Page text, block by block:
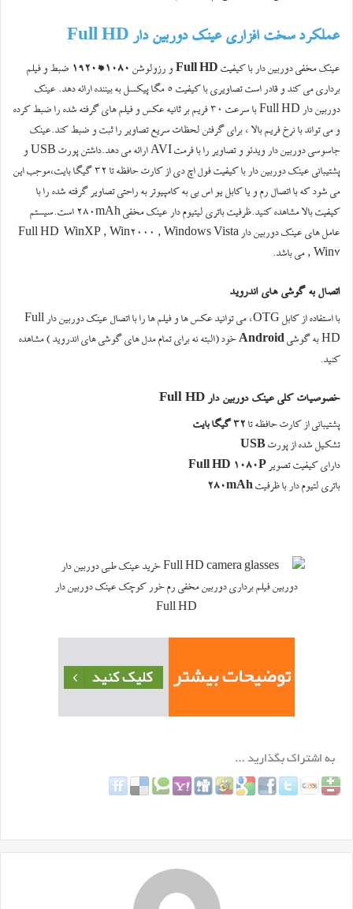
عملکرد سخت افزاری عینک دوربین دار Full HD
عینک مخفی دوربین دار با کیفیت Full HD و رزولوشن ۱۰۸۰*۱۹۲۰
ضبط و فیلم
برداری می کند و قادر است تصاویری با کیفیت ۵ مگا پیکسل به بیننده ارائه دهد. عینک
دوربین دار Full HD با
سرعت ۳۰ فریم بر ثانیه عکس و فیلم های گرفته شده را ضبط کرده
و می تواند با نرخ فریم بالا ، برای گرفتن لحظات سریع تصاویر را ثبت و ضبط کند.عینک
جاسوسی دوربین دار ویدئو و تصاویر را با فرمت AVI ارائه می دهد.داشتن پورت USB و
پشتیبانی عینک دوربین دار با کیفیت فول اچ دی از کارت حافظه تا ۳۲ گیگا بایت،موجب این
می شود که با اتصال رم و یا کابل یو اس بی به کامپیوتر به راحتی تصاویر گرفته شده را با
کیفیت بالا مشاهده کنید.ظرفیت باتری لیتیوم دار عینک مخفی ۲۸۰mAh است.سیستم
عامل های عینک دوربین دار Full HD WinXP , Win2000 , Windows Vista
, Win7 می باشد.
اتصال به گوشی های اندروید
با استفاده از کابل OTG، می توانید عکس ها و فیلم ها را با اتصال عینک دوربین دار Full
HD به گوشی
Androidخود (البته نه برای تمام مدل های گوشی های اندروید ) مشاهده
کنید.
خصوصیات کلی عینک دوربین دار Full HD
پشتیبانی از کارت حافظه تا
تشکیل شده از پورتUSB
دارای کیفیت تصویر
باتری لتیوم دار با ظرفیت۲۸۰mAh